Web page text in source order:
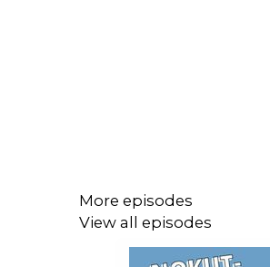
More episodes
View all episodes